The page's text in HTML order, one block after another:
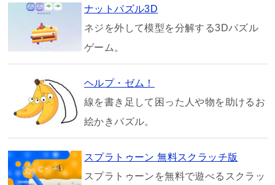
ナットパズル3D
ネジを外して模型を分解する3Dパズル
ゲーム。
ヘルプ・ゼム！
線を書き足して困った人や物を助けるお
絵かきパズル。
スプラトゥーン 無料スクラッチ版
スプラトゥーンを無料で遊べるスクラッ